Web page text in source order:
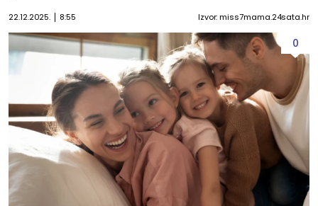
22.12.2025. 8:55 Izvor: miss7mama.24sata.hr
0